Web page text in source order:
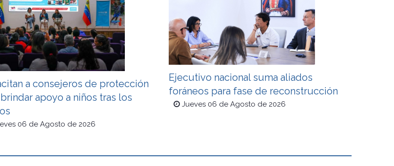
a consejeros de protección
apoyo a niños tras los
06 de Agosto de 2026
Ejecutivo nacional suma aliados
foráneos para fase de reconstrucción
Jueves 06 de Agosto de 2026